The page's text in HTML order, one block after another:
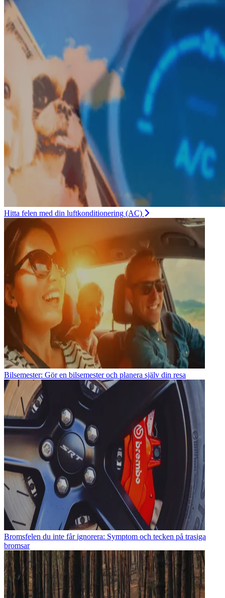
Hitta felen med din luftkonditionering (AC)
Bilsemester: Gör en bilsemester och planera själv din resa
Bromsfelen du inte får ignorera: Symptom och tecken på trasiga
bromsar